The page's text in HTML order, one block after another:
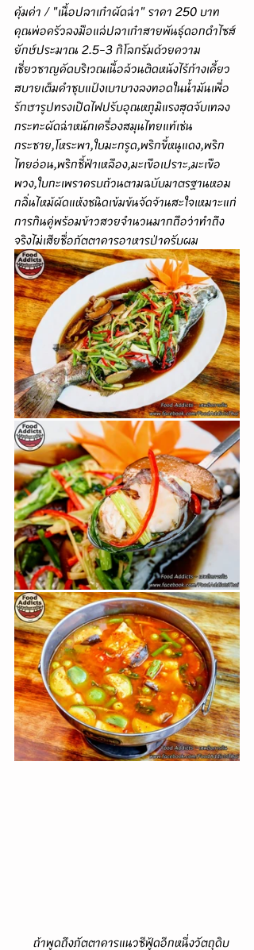
คุ้มค่า / "เนื้อปลาเก๋าผัดฉ่า" ราคา 250 บาท
คุณพ่อครัวลงมือแล่ปลาเก๋าสายพันธุ์ดอกดำไซส์
ยักษ์ประมาณ 2.5-3 กิโลกรัมด้วยความ
เชี่ยวชาญคัดบริเวณเนื้อล้วนติดหนังไร้ก้างเคี้ยว
สบายเต็มคำชุบแป้งเบาบางลงทอดในน้ำมันเพื่อ
รักษารูปทรงเปิดไฟปรับอุณหภูมิแรงสุดจับเทลง
กระทะผัดฉ่าหนักเครื่องสมุนไทยแท้เช่น
กระชาย,โหระพา,ใบมะกรูด,พริกขี้หนูแดง,พริก
ไทยอ่อน,พริกชี้ฟ้าเหลือง,มะเขือเปราะ,มะเขือ
พวง,ใบกะเพราครบถ้วนตามฉบับมาตรฐานหอม
กลิ่นไหม้ผัดแห้งชนิดเข้มข้นจัดจ้านสะใจเหมาะแก่
การกินคู่พร้อมข้าวสวยจำนวนมากถือว่าทำถึง
จริงไม่เสียชื่อภัตตาคารอาหารป่าครับผม